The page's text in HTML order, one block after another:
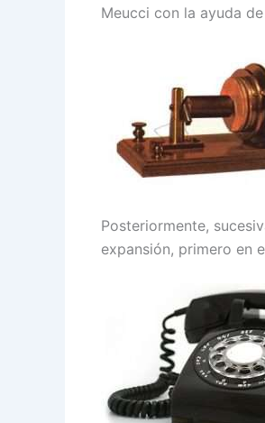
Meucci con la ayuda
Posteriormente,
expansión, primero en